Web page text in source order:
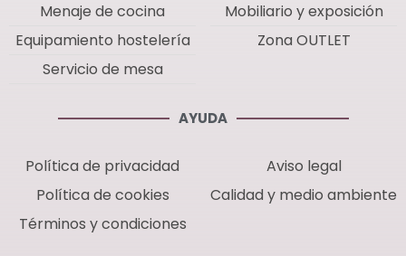
Menaje de cocina
Equipamiento hostelería
Servicio de mesa
Mobiliario y exposición
Zona OUTLET
AYUDA
Política de privacidad
Política de cookies
Términos y condiciones
Aviso legal
Calidad y medio ambiente